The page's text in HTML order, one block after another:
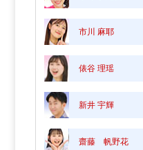
市川 麻耶
俵谷 理瑶
新井 宇輝
齋藤 帆野花